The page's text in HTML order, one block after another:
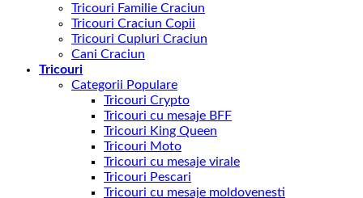
Tricouri Familie Craciun
Tricouri Craciun Copii
Tricouri Cupluri Craciun
Cani Craciun
Tricouri
Categorii Populare
Tricouri Crypto
Tricouri cu mesaje BFF
Tricouri King Queen
Tricouri Moto
Tricouri cu mesaje virale
Tricouri Pescari
Tricouri cu mesaje moldovenesti